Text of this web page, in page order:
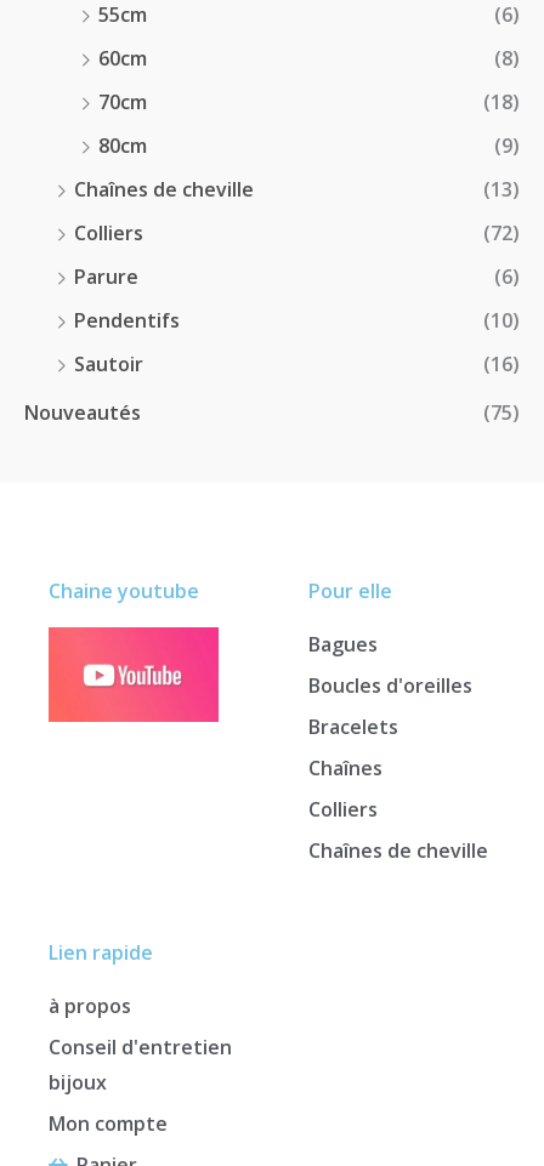
55cm
(6)
60cm
(8)
70cm
(18)
80cm
(9)
Chaînes de cheville
(13)
Colliers
(72)
Parure
(6)
Pendentifs
(10)
Sautoir
(16)
Nouveautés
(75)
Lien rapide
à propos
Conseil d'entretien
bijoux
Mon compte
Pour elle
Bagues
Boucles d'oreilles
Bracelets
Chaînes
Colliers
Chaînes de cheville
Chaine youtube